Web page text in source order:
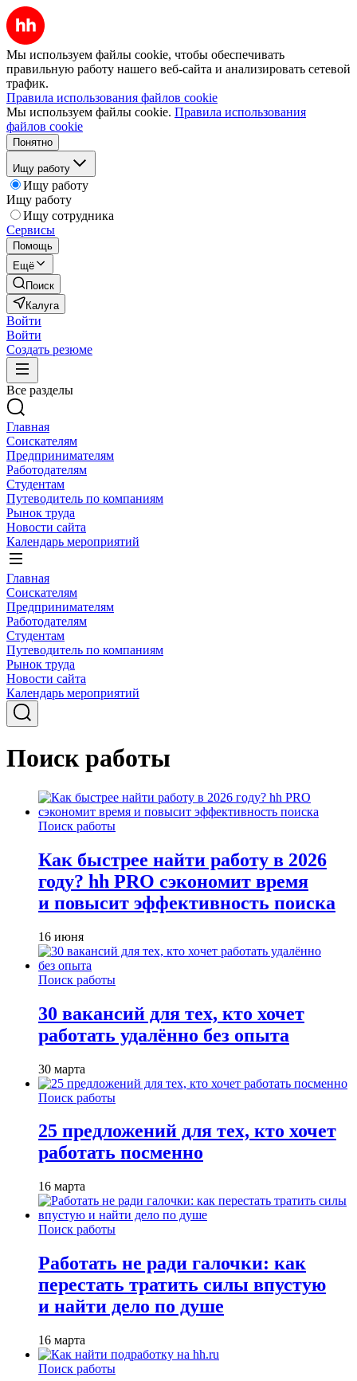
Мы используем файлы cookie, чтобы обеспечивать
правильную работу нашего веб-сайта и анализировать сетевой
трафик.
Правила использования файлов cookie
Мы используем файлы cookie. Правила использования
файлов cookie
Понятно
Ищу работу
Ищу работу
Ищу работу
Ищу сотрудника
Сервисы
Помощь
Ещё
Поиск
Калуга
Войти
Войти
Создать резюме
Все разделы
Главная
Соискателям
Предпринимателям
Работодателям
Студентам
Путеводитель по компаниям
Рынок труда
Новости сайта
Календарь мероприятий
Главная
Соискателям
Предпринимателям
Работодателям
Студентам
Путеводитель по компаниям
Рынок труда
Новости сайта
Календарь мероприятий
Поиск работы
Поиск работы
Как быстрее найти работу в 2026
году? hh PRO сэкономит время
и повысит эффективность поиска
16 июня
Поиск работы
30 вакансий для тех, кто хочет
работать удалённо без опыта
30 марта
Поиск работы
25 предложений для тех, кто хочет
работать посменно
16 марта
Поиск работы
Работать не ради галочки: как
перестать тратить силы впустую
и найти дело по душе
16 марта
Поиск работы